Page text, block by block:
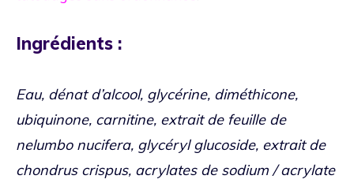
Ingrédients :
Eau, dénat d’alcool, glycérine, diméthicone,
ubiquinone, carnitine, extrait de feuille de
nelumbo nucifera, glycéryl glucoside, extrait de
chondrus crispus, acrylates de sodium / acrylate